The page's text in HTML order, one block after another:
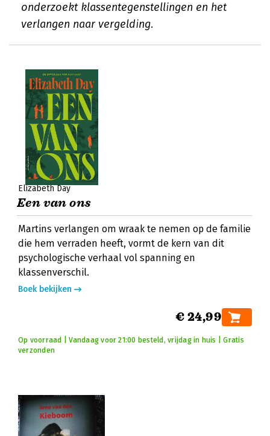
onderzoekt klassentegenstellingen en het
verlangen naar vergelding.
Elizabeth Day
Een van ons
Martins verlangen om wraak te nemen op de familie
die hem verraden heeft, vormt de kern van dit
psychologische verhaal vol spanning en
klassenverschil.
Boek bekijken
€ 24,99
Op voorraad | Vandaag voor 21:00 besteld, vrijdag in huis | Gratis
verzonden